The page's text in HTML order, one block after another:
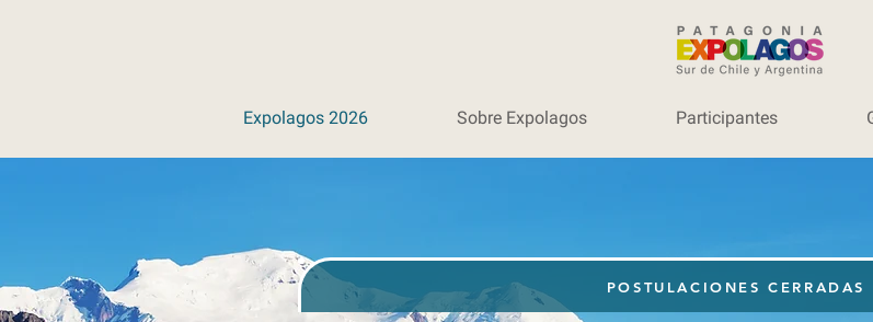
Expolagos 2026 Sobre Expolagos Participantes
POSTULACIONES CERRADAS